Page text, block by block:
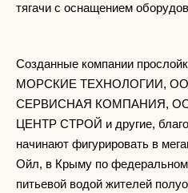
тягачи с оснащением
Созданные компании
МОРСКИЕ ТЕХНОЛОГИИ,
СЕРВИСНАЯ КОМПАНИЯ,
ЦЕНТР СТРОЙ и другие,
начинают фигурировать в
Ойл, в Крыму по
питьевой водой жителей